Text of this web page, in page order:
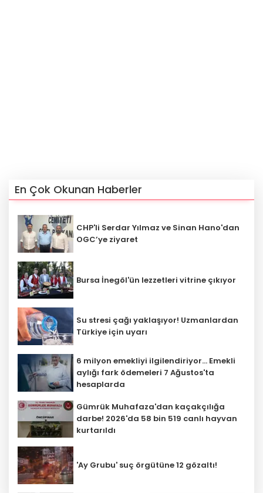
En Çok Okunan Haberler
CHP'li Serdar Yılmaz ve Sinan Hano'dan
OGC’ye ziyaret
Bursa İnegöl'ün lezzetleri vitrine çıkıyor
Su stresi çağı yaklaşıyor! Uzmanlardan
Türkiye için uyarı
6 milyon emekliyi ilgilendiriyor... Emekli
aylığı fark ödemeleri 7 Ağustos'ta
hesaplarda
Gümrük Muhafaza'dan kaçakçılığa
darbe! 2026'da 58 bin 519 canlı hayvan
kurtarıldı
'Ay Grubu' suç örgütüne 12 gözaltı!